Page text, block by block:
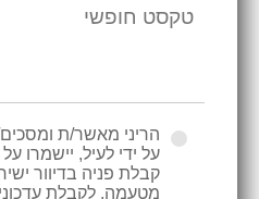
הריני מאשר/ת
על ידי לעיל, יישמרו
קבלת פניה בדיוור
מטעמה, לקבלת